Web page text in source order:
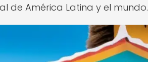
de América Latina y el mundo.